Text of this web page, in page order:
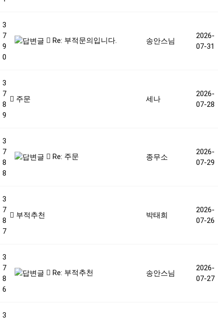
3
7
9
0
Re: 부적문의입니다. 송안스님
2026-
07-31
3
7
8
9
주문 세나
2026-
07-28
3
7
8
8
Re: 주문 종무소
2026-
07-29
3
7
8
7
부적추천 박태희
2026-
07-26
3
7
8
6
Re: 부적추천 송안스님
2026-
07-27
3